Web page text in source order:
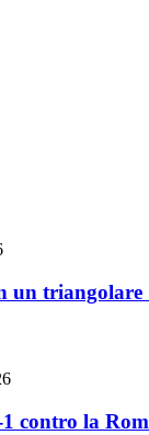
un triangolare
contro la